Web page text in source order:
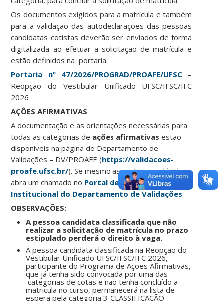
Os documentos exigidos para a matrícula e também
para a validação das autodeclarações das pessoas
candidatas cotistas deverão ser enviados de forma
digitalizada ao efetuar a solicitação de matrícula e
estão definidos na portaria:
Portaria nº 47/2026/PROGRAD/PROAFE/UFSC–
Reopção do Vestibular Unificado UFSC/IFSC/IFC
2026
AÇÕES AFIRMATIVAS
A documentação e as orientações necessárias para
todas as categorias de ações afirmativas estão
disponíveis na página do Departamento de
Validações – DV/PROAFE (https://validacoes-
proafe.ufsc.br/). Se mesmo assim houver dúvidas
abra um chamado no Portal de Atendimento
Institucional do Departamento de Validações.
OBSERVAÇÕES:
A pessoa candidata classificada que não
realizar a solicitação de matrícula no prazo
estipulado perderá o direito à vaga.
A pessoa candidata classificada na Reopção do
Vestibular Unificado UFSC/IFSC/IFC 2026,
participante do Programa de Ações Afirmativas,
que já tenha sido convocada por uma das
categorias de cotas e não tenha concluído a
matricula no curso, permanecerá na lista de
espera pela categoria3-CLASSIFICAÇÃO